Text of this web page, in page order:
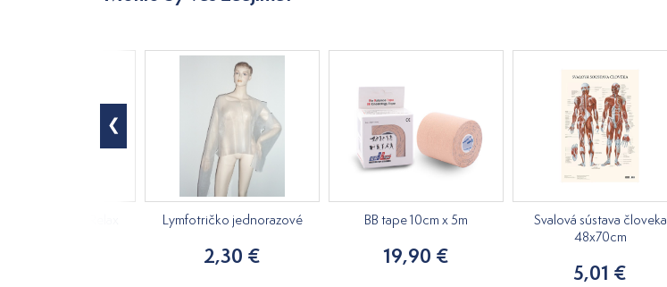
Lymfotričko jednorazové
2,30 €
BB tape 10cm x 5m
19,90 €
Svalová sústava človeka
48x70cm
5,01 €